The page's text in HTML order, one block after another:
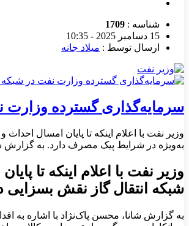
شناسه : 1709
15 دسامبر 2025 - 10:35
ارسال توسط : میلاد جانه
سرمایه‌گذاری گسترده وزارت
وزیر نفت با اعلام اینکه تا پایان امسال
به‌ویژه در شرایط پیک مصرف دارد. به گزارش
وزیر نفت با اعلام اینکه تا
شبکه انتقال گاز نقش
به گزارش شانا، محسن پاک‌نژاد با اشاره به